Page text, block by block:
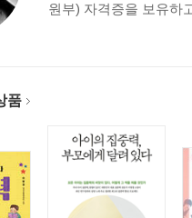
중 누가 더 높을까?
방법
먼저 한 후 객관화하기
원부) 자격증을 보유하
품